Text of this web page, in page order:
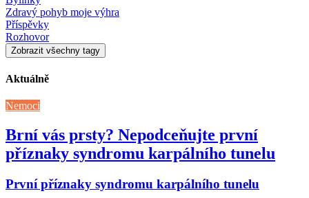
Zdravý pohyb moje výhra
Příspěvky
Rozhovor
Zobrazit všechny tagy
Aktuálně
Nemoci
Brní vás prsty? Nepodceňujte první
příznaky syndromu karpálního tunelu
První příznaky syndromu karpálního tunelu